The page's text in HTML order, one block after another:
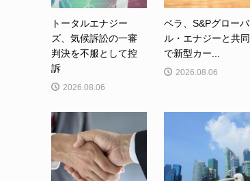
トータルエナジー
ズ、気候訴訟の一審
判決を不服として控
訴
2026.08.06
ベラ、S&Pグローバ
ル・エナジーと共同
で新型カー...
2026.08.06